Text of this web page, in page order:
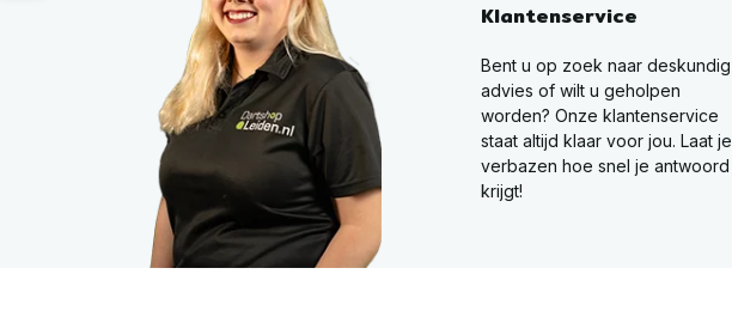
Klantenservice
Bent u op zoek naar deskundig
advies of wilt u geholpen
worden? Onze klantenservice
staat altijd klaar voor jou. Laat je
verbazen hoe snel je antwoord
krijgt!